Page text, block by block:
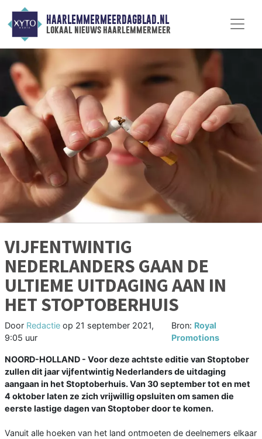
HAARLEMMERMEERDAGBLAD.NL
lokaal nieuws haarlemmermeer
VIJFENTWINTIG
NEDERLANDERS GAAN DE
ULTIEME UITDAGING AAN IN
HET STOPTOBERHUIS
Door Redactie op 21 september 2021,
9:05 uur
Bron: Royal
Promotions
NOORD-HOLLAND - Voor deze achtste editie van Stoptober
zullen dit jaar vijfentwintig Nederlanders de uitdaging
aangaan in het Stoptoberhuis. Van 30 september tot en met
4 oktober laten ze zich vrijwillig opsluiten om samen die
eerste lastige dagen van Stoptober door te komen.
Vanuit alle hoeken van het land ontmoeten de deelnemers elkaar